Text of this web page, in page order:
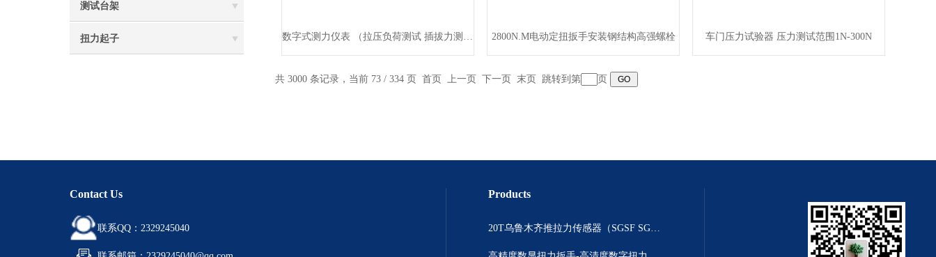
测试台架
扭力起子 数字式测力仪表 （拉压负荷测试 插拔力测试） 2800N.M电动定扭扳手安装钢结构高强螺栓 车门压力试验器 压力测试范围1N-300N​
共 3000 条记录，当前 73 / 334 页 首页 上一页 下一页 末页 跳转到第 页
Contact Us
联系QQ：2329245040
Products
20T乌鲁木齐推拉力传感器（SGSF SGZF SGLF）